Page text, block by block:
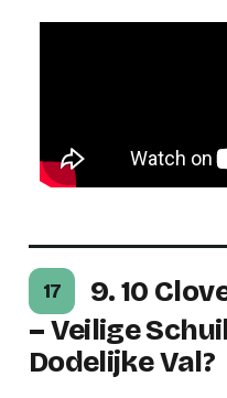
17
9. 10
– Veilige
Dodelijke Val?